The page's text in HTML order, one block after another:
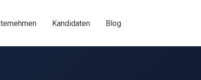
Kandidaten Blog